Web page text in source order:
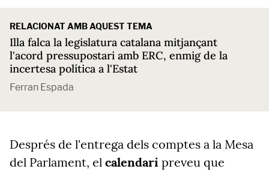
RELACIONAT AMB AQUEST TEMA
Illa falca la legislatura catalana mitjançant
l'acord pressupostari amb ERC, enmig de la
incertesa política a l'Estat
Ferran Espada
Després de l'entrega dels comptes a la Mesa
del Parlament, el calendari preveu que